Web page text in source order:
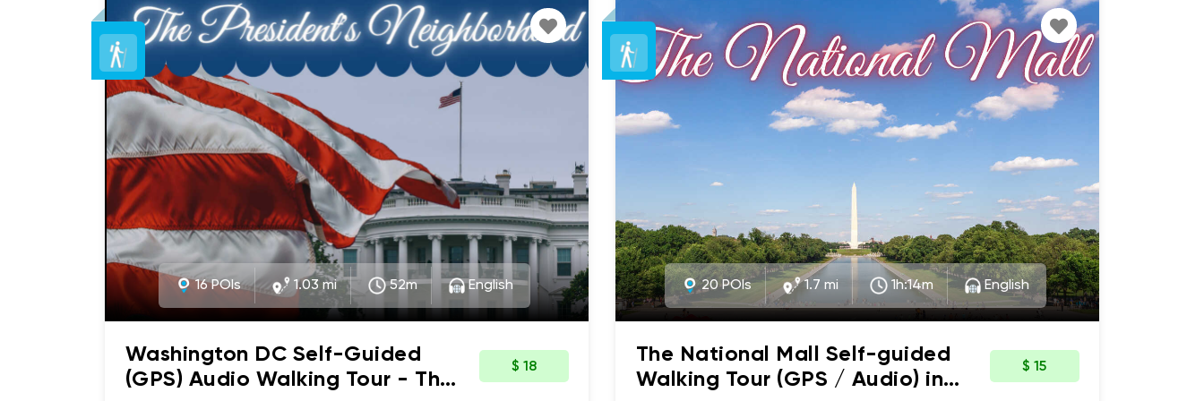
fascinantes derrière ces trésors artistiques. Des statues
équestres héroïques de leaders et de guerriers américains tels
que le général Andrew Jackson et Ulysse S. Grant, à l'histoire...
intéressante... de la manière dont la statue du cheval du
général Winfield Scott est venue à être. Êtes-vous prêt?
Génial. Allons-y! Veuillez suivre votre navigation.
let's get started!
16 POIs 1.03 mi 52m English
Washington DC Self-Guided
(GPS) Audio Walking Tour - The
$ 18
20 POIs 1.7 mi 1h:14m English
The National Mall Self-guided
Walking Tour (GPS / Audio) in
$ 15